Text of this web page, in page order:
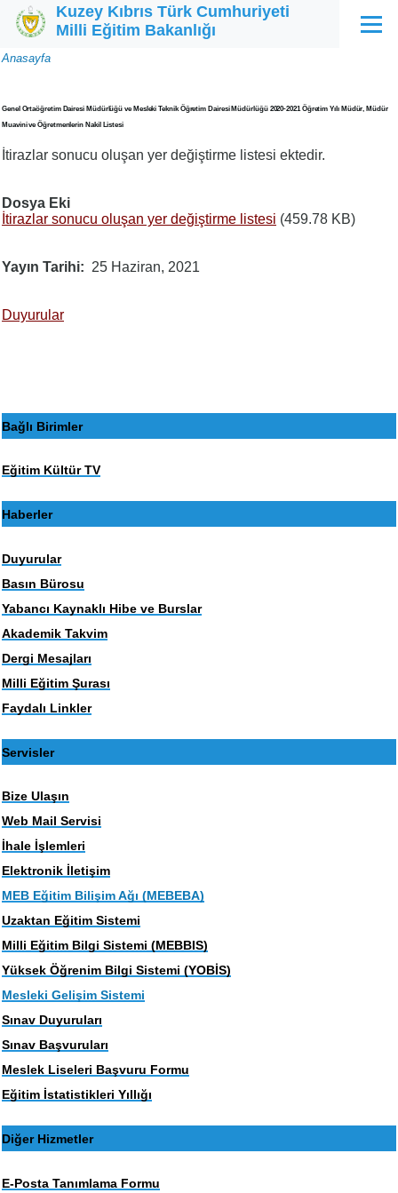
Ana içeriğe atla
Kuzey Kıbrıs Türk Cumhuriyeti
Milli Eğitim Bakanlığı
Menü
Sayfa
Anasayfa
Genel Ortaöğretim Dairesi Müdürlüğü ve Mesleki Teknik Öğretim Dairesi Müdürlüğü 2020-2021 Öğretim Yılı Müdür, Müdür
Muavini ve Öğretmenlerin Nakil Listesi
İtirazlar sonucu oluşan yer değiştirme listesi ektedir.
Dosya Eki
İtirazlar sonucu oluşan yer değiştirme listesi (459.78 KB)
Yayın Tarihi 25 Haziran, 2021
Duyurular
Bağlı Birimler
Eğitim Kültür TV
Haberler
Duyurular
Basın Bürosu
Yabancı Kaynaklı Hibe ve Burslar
Akademik Takvim
Dergi Mesajları
Milli Eğitim Şurası
Faydalı Linkler
Servisler
Bize Ulaşın
Web Mail Servisi
İhale İşlemleri
Elektronik İletişim
MEB Eğitim Bilişim Ağı (MEBEBA)
Uzaktan Eğitim Sistemi
Milli Eğitim Bilgi Sistemi (MEBBIS)
Yüksek Öğrenim Bilgi Sistemi (YOBİS)
Mesleki Gelişim Sistemi
Sınav Duyuruları
Sınav Başvuruları
Meslek Liseleri Başvuru Formu
Eğitim İstatistikleri Yıllığı
Diğer Hizmetler
E-Posta Tanımlama Formu